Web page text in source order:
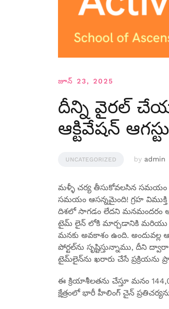
జూన్ 23, 2025
దీన్ని వైరల్
ఆక్టివేషన్
UNCATEGORIZED by admin
మళ్ళీ చర్య తీసుకోవలసిన సమయం
సమయం ఆసన్నమైంది! గ్రహ
దిశలో సాగడం లేదని మనమందరం
టైమ్ లైన్ లోకి మార్చడానికి మరియు ఈ
మనకు అవకాశం ఉంది.
పోర్టల్‌ను సృష్టిస్తున్నాము, దీని
టైమ్‌లైన్‌ను ఖరారు చేసే ప్రక్రియను
ఈ క్రియాశీలతను చేస్తూ మనం
క్షేత్రంలో భారీ హీలింగ్ చైన్ ప్రతిచర్యను